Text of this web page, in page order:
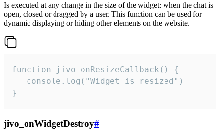
Is executed at any change in the size of the widget: when the chat is
open, closed or dragged by a user. This function can be used for
dynamic displaying or hiding other elements on the website.
function jivo_onResizeCallback() {
   console.log("Widget is resized")
}
jivo_onWidgetDestroy#